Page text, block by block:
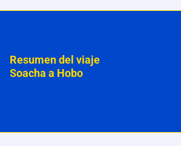
Resumen del viaje
Soacha a Hobo